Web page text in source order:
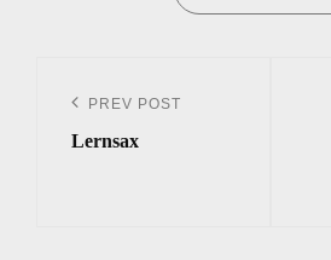
Navigation
Previous
Post
PREV POST
Lernsax